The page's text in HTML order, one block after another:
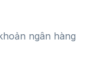
ngân hàng